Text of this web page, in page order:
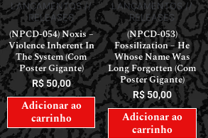
LANÇAMENTOS //
RELEASES
(NPCD-054) Noxis –
Violence Inherent In
The System (Com
Poster Gigante)
R$50,00
Adicionar ao
carrinho
LANÇAMENTOS //
RELEASES
(NPCD-053)
Fossilization – He
Whose Name Was
Long Forgotten (Com
Poster Gigante)
R$50,00
Adicionar ao
carrinho